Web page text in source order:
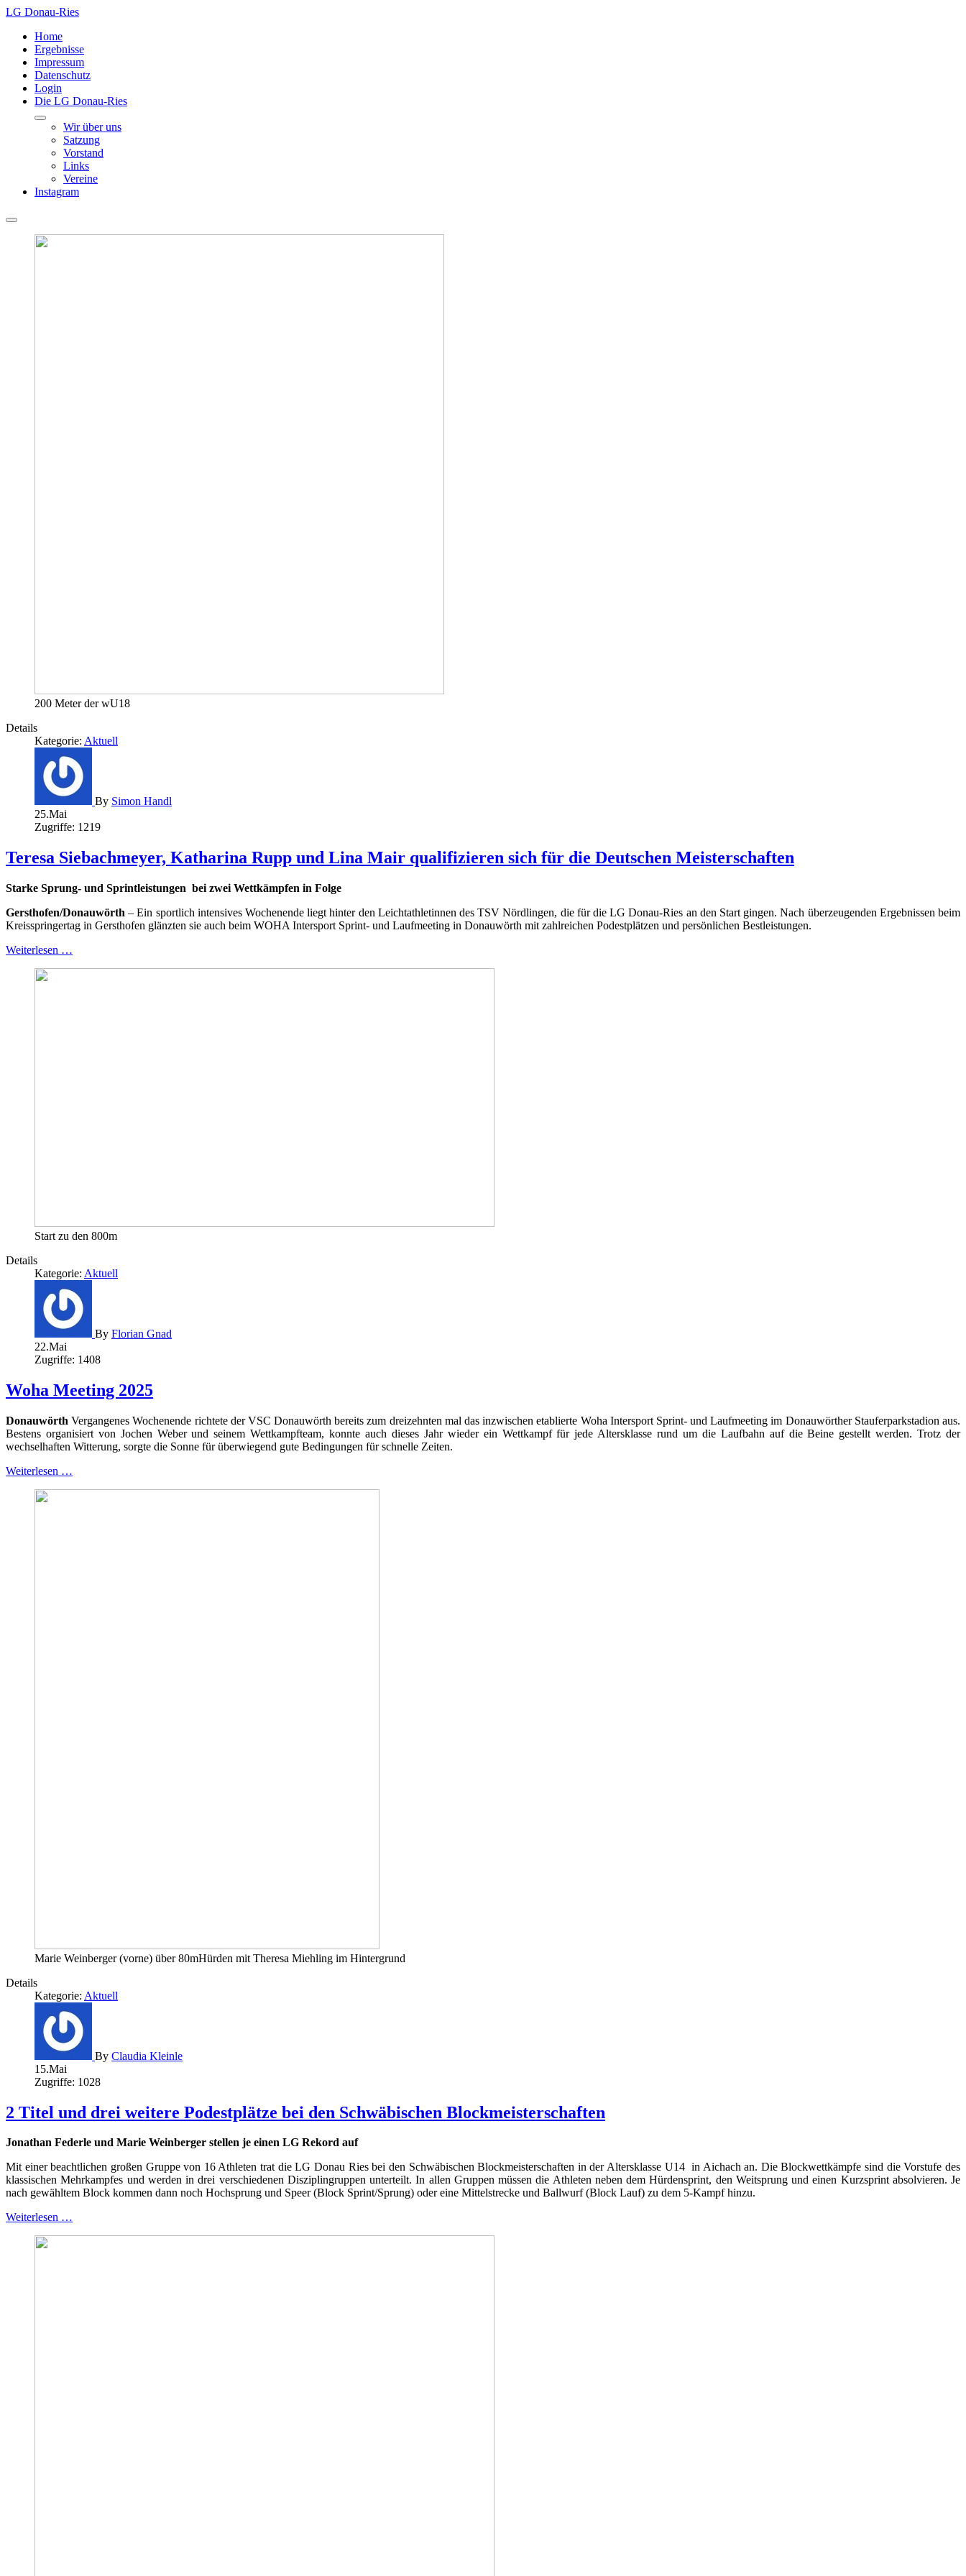
LG Donau-Ries
Home
Ergebnisse
Impressum
Datenschutz
Login
Die LG Donau-Ries
Wir über uns
Satzung
Vorstand
Links
Vereine
Instagram
200 Meter der wU18
Details
Kategorie: Aktuell
By Simon Handl
25.Mai
Zugriffe: 1219
Teresa Siebachmeyer, Katharina Rupp und Lina Mair qualifizieren sich für die Deutschen Meisterschaften
Starke Sprung- und Sprintleistungen bei zwei Wettkämpfen in Folge
Gersthofen/Donauwörth – Ein sportlich intensives Wochenende liegt hinter den Leichtathletinnen des TSV Nördlingen, die für die LG Donau-Ries an den Start gingen. Nach überzeugenden Ergebnissen beim
Kreisspringertag in Gersthofen glänzten sie auch beim WOHA Intersport Sprint- und Laufmeeting in Donauwörth mit zahlreichen Podestplätzen und persönlichen Bestleistungen.
Weiterlesen …
Start zu den 800m
Details
Kategorie: Aktuell
By Florian Gnad
22.Mai
Zugriffe: 1408
Woha Meeting 2025
DonauwörthVergangenes Wochenende richtete der VSC Donauwörth bereits zum dreizehnten mal das inzwischen etablierte Woha Intersport Sprint- und Laufmeeting im Donauwörther Stauferparkstadion aus.
Bestens organisiert von Jochen Weber und seinem Wettkampfteam, konnte auch dieses Jahr wieder ein Wettkampf für jede Altersklasse rund um die Laufbahn auf die Beine gestellt werden. Trotz der
wechselhaften Witterung, sorgte die Sonne für überwiegend gute Bedingungen für schnelle Zeiten.
Weiterlesen …
Marie Weinberger (vorne) über 80mHürden mit Theresa Miehling im Hintergrund
Details
Kategorie: Aktuell
By Claudia Kleinle
15.Mai
Zugriffe: 1028
2 Titel und drei weitere Podestplätze bei den Schwäbischen Blockmeisterschaften
Jonathan Federle und Marie Weinberger stellen je einen LG Rekord auf
Mit einer beachtlichen großen Gruppe von 16 Athleten trat die LG Donau Ries bei den Schwäbischen Blockmeisterschaften in der Altersklasse U14 in Aichach an. Die Blockwettkämpfe sind die Vorstufe des
klassischen Mehrkampfes und werden in drei verschiedenen Disziplingruppen unterteilt. In allen Gruppen müssen die Athleten neben dem Hürdensprint, den Weitsprung und einen Kurzsprint absolvieren. Je
nach gewähltem Block kommen dann noch Hochsprung und Speer (Block Sprint/Sprung) oder eine Mittelstrecke und Ballwurf (Block Lauf) zu dem 5-Kampf hinzu.
Weiterlesen …